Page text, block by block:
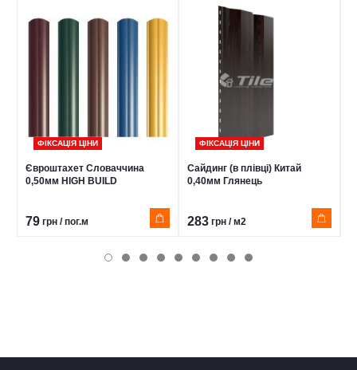
ФІКСАЦІЯ ЦІНИ
Євроштахет Словаччина
0,50мм HIGH BUILD
79 грн / пог.м
ФІКСАЦІЯ ЦІНИ
Сайдинг (в плівці) Китай
0,40мм Глянець
283 грн / м2